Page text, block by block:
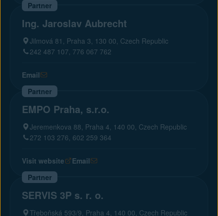
Partner
Ing. Jaroslav Aubrecht
Jilmová 81, Praha 3, 130 00, Czech Republic
242 487 107, 776 067 762
Email
Partner
EMPO Praha, s.r.o.
Jeremenkova 88, Praha 4, 140 00, Czech Republic
272 103 276, 602 259 364
Visit website
Email
Partner
SERVIS 3P s. r. o.
Třeboňská 593/9, Praha 4, 140 00, Czech Republic